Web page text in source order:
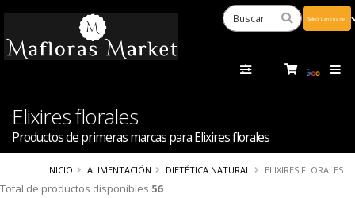
Elixires florales
Productos de primeras marcas para Elixires florales
INICIO ALIMENTACIÓN DIETÉTICA NATURAL ELIXIRES FLORALES
Total de productos disponibles 56